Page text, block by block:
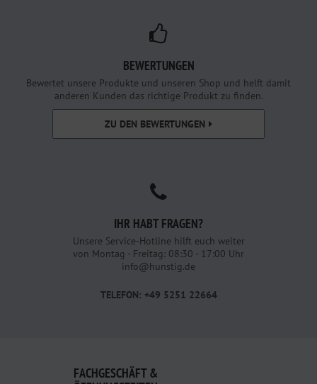
BEWERTUNGEN
Bewertet unsere Produkte und unseren Shop und helft damit
anderen Kunden das richtige Produkt zu finden.
ZU DEN BEWERTUNGEN
IHR HABT FRAGEN?
Unsere Service-Hotline hilft euch weiter
von Montag - Freitag: 08:30 - 17:00 Uhr
info@hunstig.de
TELEFON: +49 5251 22664
FACHGESCHÄFT &